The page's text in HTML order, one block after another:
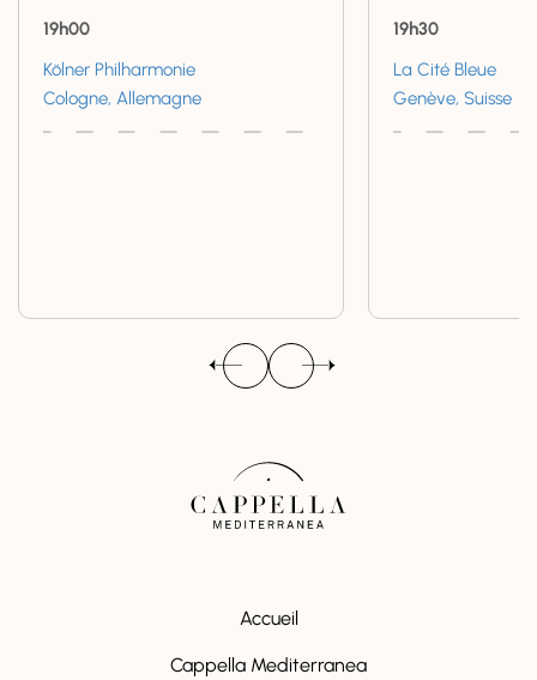
19h00
Kölner Philharmonie
Cologne, Allemagne
19h30
La Cité Bleue
Genève, Suisse
Accueil
Cappella Mediterranea